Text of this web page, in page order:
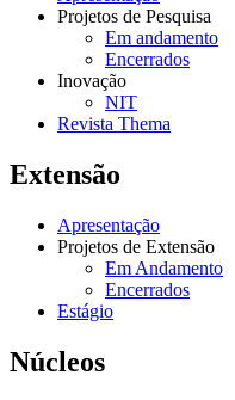
Projetos de Pesquisa
Em andamento
Encerrados
Inovação
NIT
Revista Thema
Extensão
Apresentação
Projetos de Extensão
Em Andamento
Encerrados
Estágio
Núcleos